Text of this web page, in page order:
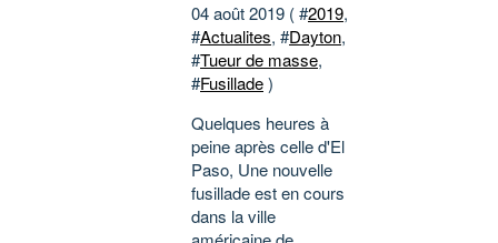
04 août 2019 ( #2019,
#Actualites, #Dayton,
#Tueur de masse,
#Fusillade)
Quelques heures à
peine après celle d'El
Paso, Une nouvelle
fusillade est en cours
dans la ville